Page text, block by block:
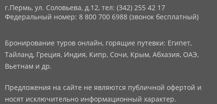
г.Пермь, ул. Соловьева, д.12, тел: (342) 255 42 17
Федеральный номер: 8 800 700 6988 (звонок бесплатный)
Бронирование туров онлайн, горящие путевки: Египет,
Тайланд, Греция, Индия, Кипр, Сочи, Крым, Абхазия, ОАЭ,
Вьетнам и др.
Предложения на сайте не являются публичной офертой и
носят исключительно информационный характер.